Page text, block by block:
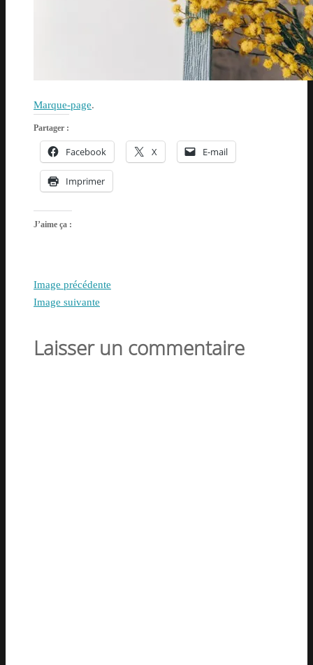
Marque-page.
Partager :
Facebook X E-mail
Imprimer
J’aime ça :
Image précédente
Image suivante
Laisser un commentaire